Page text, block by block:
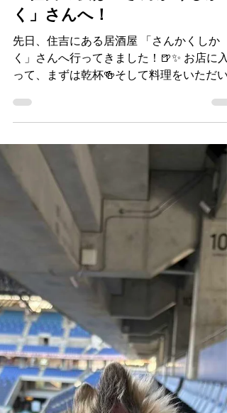
アイスタン スタッフ
3 日前
読了時間: 2分
お知らせ
🍻住吉の夜は「さんかくしか
く」さんへ！
先日、住吉にある居酒屋 「さんかくしか
く」さんへ行ってきました！🍺✨ お店に入
って、まずは乾杯🍻そして料理をいただい
いると…… 出てくる！出てくる！次から次
へと美味しい料理が登場！！😆 「おっ、こ
れも美味しい！」「次は何が出てくるんだ
せん（笑） 美味しい料理にお酒もすすみ、
気がつけば楽しい時間はあっという間！住
の夜をしっかり満喫してきました✨ 「さん
かくしかく」さん、ごちそうさまでした！
🙏 また美味しい料理を食べに行きたいと思
います🍻次回も楽しみにしています！！😋